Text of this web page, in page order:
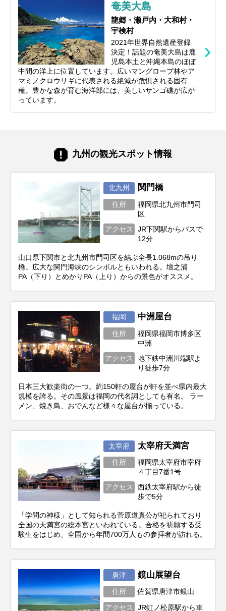
奄美大島
龍郷・瀬戸内・大和村・
宇検村
2021年世界自然遺産登録
決定！話題の奄美大島は鹿
児島本土と沖縄本島のほぼ
中間の洋上に位置しています。広いマングローブ林やア
マミノクロウサギに代表される絶滅が危惧される固有
種。豊かな森が育む海洋部には、美しいサンゴ礁が広が
っています。
九州の観光スポット情報
北九州 関門橋
住所
福岡県北九州市門司
区
アクセス
JR下関駅からバスで
12分
山口県下関市と北九州市門司区を結ぶ全長1.068mの吊り
橋。広大な関門海峡のシンボルともいわれる。壇之浦
PA（下り）とめかりPA（上り）からの景色がオススメ。
福岡 中洲屋台
住所
福岡県福岡市博多区
中洲
アクセス
地下鉄中洲川端駅よ
り徒歩7分
日本三大歓楽街の一つ。約150軒の屋台が軒を並べ県内最大
規模を誇る。その風景は福岡の代名詞としても有名。 ラー
メン、焼き鳥、おでんなど様々な屋台が揃っている。
太宰府 太宰府天満宮
住所
福岡県太宰府市宰府
４丁目7番1号
アクセス
西鉄太宰府駅から徒
歩で5分
「学問の神様」として知られる菅原道真公が祀られており
全国の天満宮の総本宮といわれている。合格を祈願する受
験生をはじめ、全国から年間700万人もの参拝者が訪れる。
唐津 鏡山展望台
住所 佐賀県唐津市鏡山
アクセス JR虹ノ松原駅から車